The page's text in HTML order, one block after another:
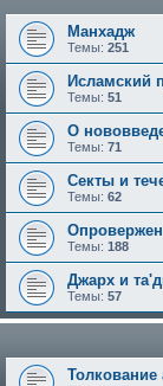
Манхадж
Темы: 251
Исламский
Темы: 51
О
Темы: 71
Секты и
Темы: 62
Темы: 188
Джарх и
Темы: 57
Толкование